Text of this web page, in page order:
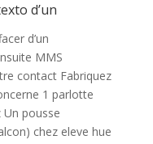
d’un
d’un
MMS
contact Fabriquez
1 parlotte
Un pousse
chez eleve hue